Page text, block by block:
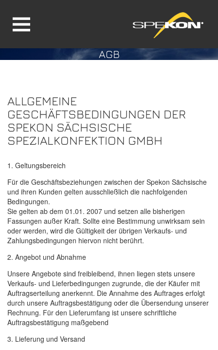
Direkt zur Hauptnavigation springen
Direkt zum Inhalt springen AGB
ALLGEMEINE
GESCHÄFTSBEDINGUNGEN DER
SPEKON SÄCHSISCHE
SPEZIALKONFEKTION GMBH
1. Geltungsbereich
Für die Geschäftsbeziehungen zwischen der Spekon Sächsische
und ihren Kunden gelten ausschließlich die nachfolgenden
Bedingungen.
Sie gelten ab dem 01.01. 2007 und setzen alle bisherigen
Fassungen außer Kraft. Sollte eine Bestimmung unwirksam sein
oder werden, wird die Gültigkeit der übrigen Verkaufs- und
Zahlungsbedingungen hiervon nicht berührt.
2. Angebot und Abnahme
Unsere Angebote sind freibleibend, ihnen liegen stets unsere
Verkaufs- und Lieferbedingungen zugrunde, die der Käufer mit
Auftragserteilung anerkennt. Die Annahme des Auftrages erfolgt
durch unsere Auftragsbestätigung oder die Übersendung unserer
Rechnung. Für den Lieferumfang ist unsere schriftliche
Auftragsbestätigung maßgebend
3. Lieferung und Versand